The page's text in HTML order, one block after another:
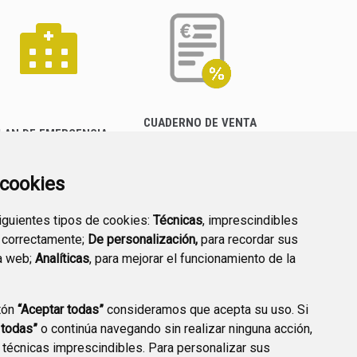
tipos de cookies: Técnicas, imprescindibles
De personalización, para recordar sus
web; Analíticas, para mejorar el funcionamiento de la
“Aceptar todas” consideramos que acepta su uso. Si
o continúa navegando sin realizar ninguna acción,
imprescindibles. Para personalizar sus
DE EMERGENCIA
CUADERNO DE VENTA
PREGUNTAS
FRECUENTES
PLAN DE ACCIÓN LOCAL
2030